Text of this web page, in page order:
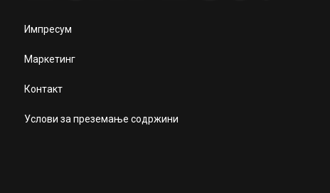
Импресум
Маркетинг
Контакт
Услови за преземање содржини